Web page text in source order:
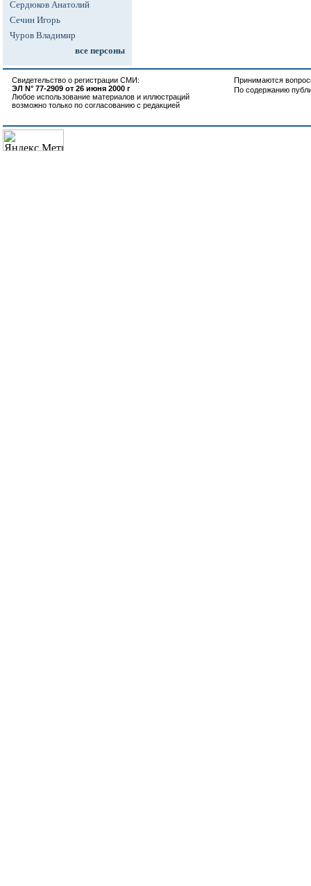
Сердюков Анатолий
Сечин Игорь
Чуров Владимир
все персоны
Свидетельство о регистрации СМИ:
ЭЛ N° 77-2909 от 26 июня 2000 г
Любое использование материалов и иллюстраций
возможно только по согласованию с редакцией
Принимаются
По содержанию